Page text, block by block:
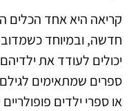
קריאה היא אחד הכלים
חדשה, ובמיוחד
יכולים לעודד את
ספרים שמתאימים
או ספרי ילדים